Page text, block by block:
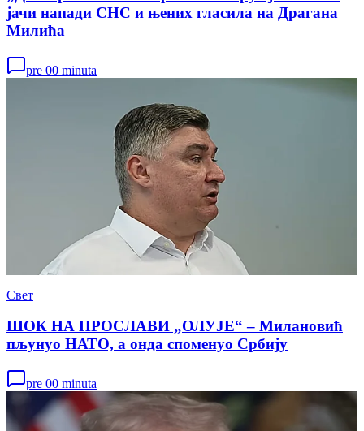
јачи напади СНС и њених гласила на Драгана
Милића
pre 00 minuta
Свет
ШОК НА ПРОСЛАВИ „ОЛУЈЕ“ – Милановић
пљунуо НАТО, а онда споменуо Србију
pre 00 minuta